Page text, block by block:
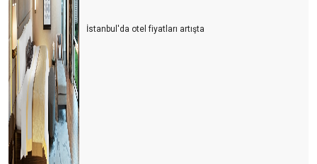
İstanbul'da otel fiyatları artışta